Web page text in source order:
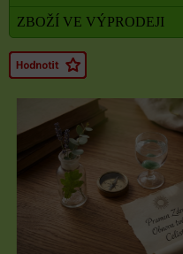
ZBOŽÍ VE VÝPRODEJI